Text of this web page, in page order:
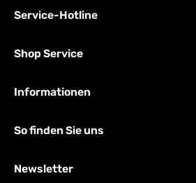
Service-Hotline
Shop Service
Informationen
So finden Sie uns
Newsletter